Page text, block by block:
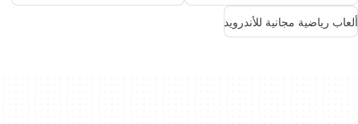
ألعاب رياضية مجانية للأندرويد